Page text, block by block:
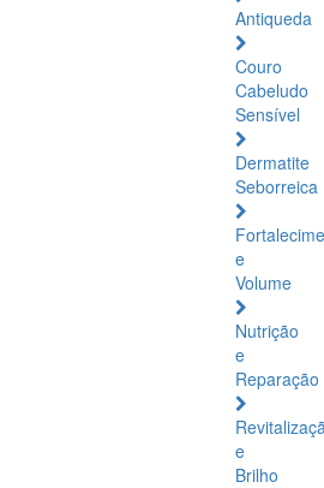
Antiqueda
Couro
Cabeludo
Sensível
Dermatite
Seborreica
e
Volume
Nutrição
e
Reparação
e
Brilho